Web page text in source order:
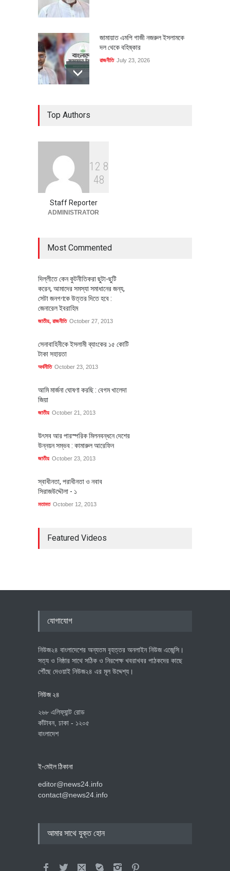
জামায়াত এমপি গাজী নজরুল ইসলামকে
দল থেকে বহিষ্কার
রাজনীতি July 23, 2026
বৈশ্বিক প্রতিযোগিতা সক্ষমতা বাড়াতে
পোশাক শিল্পে নতুন উদ্যোগ
Top Authors
1 2 8
48
Staff Reporter
ADMINISTRATOR
Most Commented
দিল্লীতে কেন কুটনীতিকরা ছুটা-ছুটি
করেন, আমাদের সমস্যা সমাধানের জন্য,
সেটা জনগণকে উত্তর দিতে হবে :
জেনারেল ইবরাহিম
জাতীয়, রাজনীতি October 27, 2013
সেনাবাহিনীকে ইসলামী ব্যাংকের ১৫ কোটি
টাকা সহায়তা
অর্থনীতি October 23, 2013
আমি মার্জনা ঘোষণা করছি : বেগম খালেদা
জিয়া
জাতীয় October 21, 2013
উৎসব আর পারস্পরিক মিলনবন্ধনে দেশের
উন্নয়ন সম্ভব : কামারুল আরেফিন
জাতীয় October 23, 2013
স্বাধীনতা, পরাধীনতা ও নবাব
সিরাজউদ্দৌলা - ১
মতামত October 12, 2013
Featured Videos
যোগাযোগ
নিউজ২৪ বাংলাদেশের অন্যতম বৃহত্তর অনলাইন নিউজ এজেন্সি।
সত্য ও নিষ্ঠার সাথে সঠিক ও নিরপেক্ষ খবরাখবর পাঠকদের কাছে
পৌঁছে দেওয়াই নিউজ২৪ এর মূল উদ্দেশ্য।
নিউজ ২৪
২৬৮ এলিফ্যান্ট রোড
কাঁটাবন, ঢাকা - ১২০৫
বাংলাদেশ
ই-মেইল ঠিকানা
editor@news24.info
contact@news24.info
আমার সাথে যুক্ত হোন